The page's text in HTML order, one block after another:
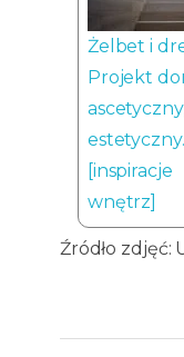
Żelbet i
Projekt
estetyczny.
[inspiracje
wnętrz]
Źródło zdjęć: